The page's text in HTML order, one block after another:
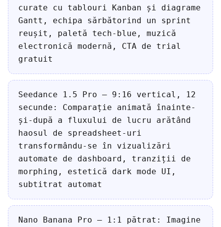
curate cu tablouri Kanban și diagrame
Gantt, echipa sărbătorind un sprint
reușit, paletă tech-blue, muzică
electronică modernă, CTA de trial
gratuit
Seedance 1.5 Pro — 9:16 vertical, 12
secunde: Comparație animată înainte-
și-după a fluxului de lucru arătând
haosul de spreadsheet-uri
transformându-se în vizualizări
automate de dashboard, tranziții de
morphing, estetică dark mode UI,
subtitrat automat
Nano Banana Pro — 1:1 pătrat: Imagine